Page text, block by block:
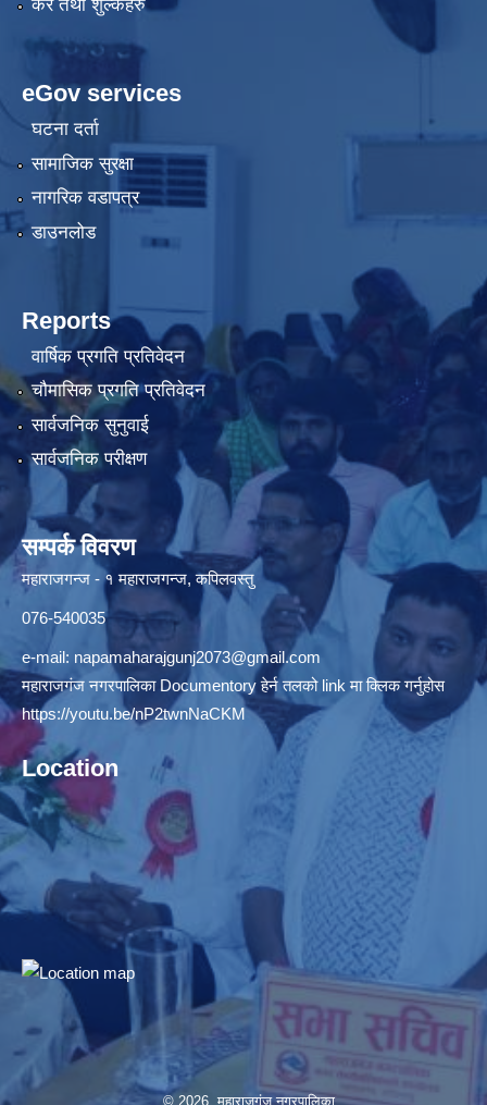
कर तथा शुल्कहरु
eGov services
घटना दर्ता
सामाजिक सुरक्षा
नागरिक वडापत्र
डाउनलोड
Reports
वार्षिक प्रगति प्रतिवेदन
चौमासिक प्रगति प्रतिवेदन
सार्वजनिक सुनुवाई
सार्वजनिक परीक्षण
सम्पर्क विवरण
महाराजगन्ज - १ महाराजगन्ज, कपिलवस्तु
076-540035
e-mail: napamaharajgunj2073@gmail.com
महाराजगंज नगरपालिका Documentory हेर्न तलको link मा क्लिक गर्नुहोस
https://youtu.be/nP2twnNaCKM
Location
© 2026 महाराजगंज नगरपालिका